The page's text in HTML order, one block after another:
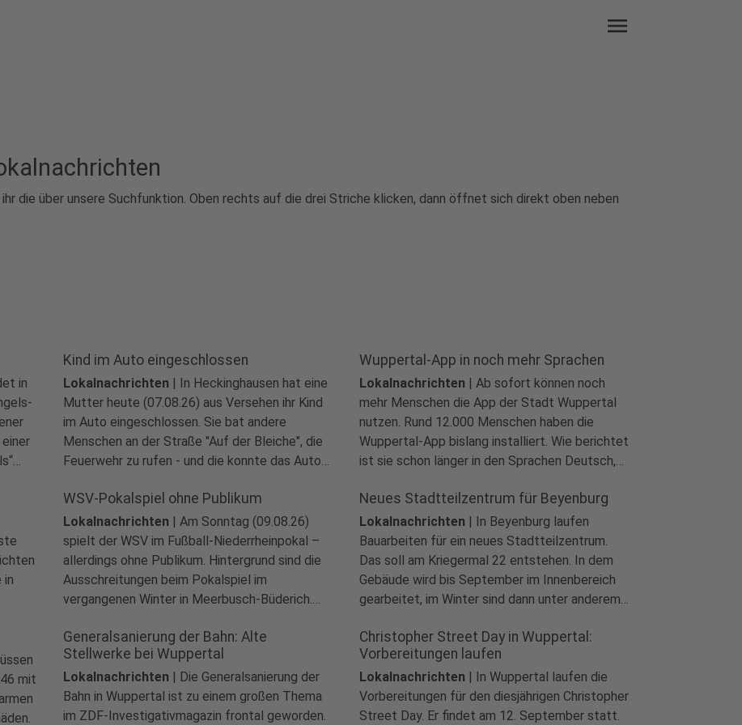
menu
die über unsere Suchfunktion. Oben rechts auf die drei Striche klicken, dann öffnet sich direkt oben neben
in
Kind im Auto eingeschlossen
Lokalnachrichten | In Heckinghausen hat eine
Mutter heute (07.08.26) aus Versehen ihr Kind
im Auto eingeschlossen. Sie bat andere
Menschen an der Straße "Auf der Bleiche", die
Feuerwehr zu rufen - und die konnte das Auto
Wuppertal-App in noch mehr Sprachen
Lokalnachrichten |Ab sofort können noch
mehr Menschen die App der Stadt Wuppertal
nutzen. Rund 12.000 Menschen haben die
Wuppertal-App bislang installiert. Wie berichtet
ist sie schon länger in den Sprachen Deutsch,
verfügbar. Neu hinzugekommen sind jetzt
Griechisch, Russisch, Spanisch und
Portugiesisch.
in
WSV-Pokalspiel ohne Publikum
Lokalnachrichten | Am Sonntag (09.08.26)
spielt der WSV im Fußball-Niederrheinpokal –
allerdings ohne Publikum. Hintergrund sind die
Ausschreitungen beim Pokalspiel im
vergangenen Winter in Meerbusch-Büderich.
Niederlage zu Sachbeschädigungen und
Auseinandersetzungen mit der Polizei.
Neues Stadtteilzentrum für Beyenburg
Lokalnachrichten | In Beyenburg laufen
Bauarbeiten für ein neues Stadtteilzentrum.
Das soll am Kriegermal 22 entstehen. In dem
Gebäude wird bis September im Innenbereich
gearbeitet, im Winter sind dann unter anderem
Stadtteilzentrum wird auch noch eine Leitung
gesucht, die alle Angebote koordiniert.
mit
Generalsanierung der Bahn: Alte
Stellwerke bei Wuppertal
Lokalnachrichten | Die Generalsanierung der
Bahn in Wuppertal ist zu einem großen Thema
im ZDF-Investigativmagazin frontal geworden.
Christopher Street Day in Wuppertal:
Vorbereitungen laufen
Lokalnachrichten | In Wuppertal laufen die
Vorbereitungen für den diesjährigen Christopher
Street Day. Er findet am 12. September statt.